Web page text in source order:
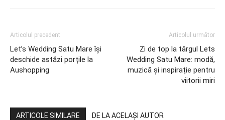
Articolul precedent
Let’s Wedding Satu Mare își
deschide astăzi porțile la
Aushopping
Articolul următor
Zi de top la târgul Lets
Wedding Satu Mare: modă,
muzică și inspirație pentru
viitorii miri
ARTICOLE SIMILARE DE LA ACELAȘI AUTOR